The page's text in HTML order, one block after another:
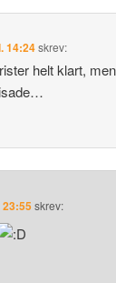
14:24skrev:
helt klart,
skrev: